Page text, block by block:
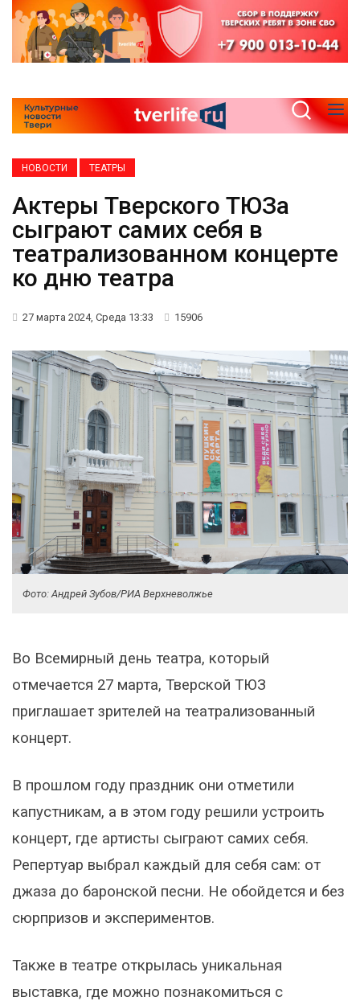
НОВОСТИ ТЕАТРЫ
Актеры Тверского ТЮЗа
сыграют самих себя в
театрализованном концерте
ко дню театра
27 марта 2024, Среда 13:33 15906
Фото: Андрей Зубов/РИА Верхневолжье
Во Всемирный день театра, который
отмечается 27 марта, Тверской ТЮЗ
приглашает зрителей на театрализованный
концерт.
В прошлом году праздник они отметили
капустникам, а в этом году решили устроить
концерт, где артисты сыграют самих себя.
Репертуар выбрал каждый для себя сам: от
джаза до баронской песни. Не обойдется и без
сюрпризов и экспериментов.
Также в театре открылась уникальная
выставка, где можно познакомиться с